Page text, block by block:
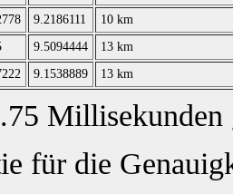
9.2186111
10 km
9.5094444
13 km
9.1538889 13 km
Millisekunden
für die